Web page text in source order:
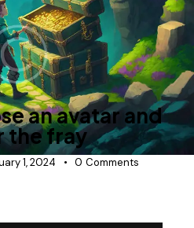
NEWS
an avatar and
the fray
1, 2024 0 Comments